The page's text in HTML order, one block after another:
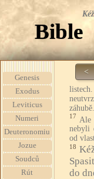
Bible
Genesis
Exodus
Leviticus
Numeri
Deuteronomiu
Jozue
Soudců
Rút
<
záhubě.
17 Ale
nebyli
od
18
do